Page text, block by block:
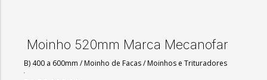
Moinho 520mm Marca Mecanofar
B) 400 a 600mm /Moinho de Facas/Moinhos e Trituradores